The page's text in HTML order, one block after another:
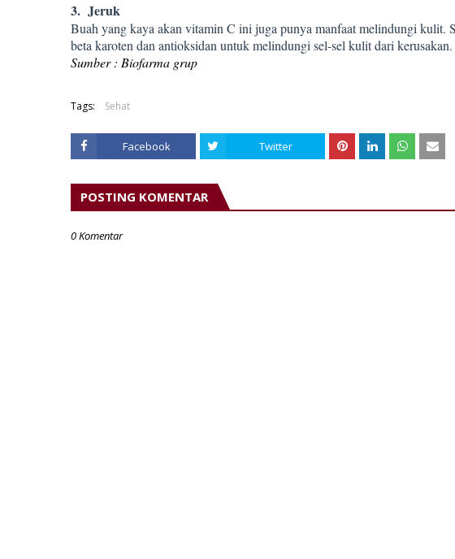
3. Jeruk
Buah yang kaya akan vitamin C ini juga punya manfaat melindungi kulit.
beta karoten dan antioksidan untuk melindungi sel-sel kulit dari kerusakan.
Sumber : Biofarma grup
Tags: Sehat
Facebook Twitter
POSTING KOMENTAR
0 Komentar